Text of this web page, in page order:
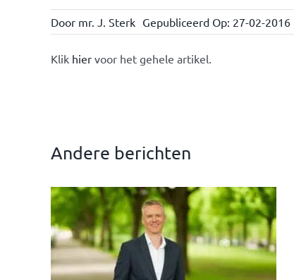
Door mr. J. Sterk Gepubliceerd Op: 27-02-2016
Klik hiervoor het gehele artikel.
Andere berichten